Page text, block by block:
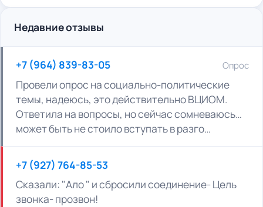
Недавние отзывы
+7 (964) 839-83-05 Опрос
Провели опрос на социально-политические
темы, надеюсь, это действительно ВЦИОМ.
Ответила на вопросы, но сейчас сомневаюсь…
может быть не стоило вступать в разго…
+7 (927) 764-85-53
Сказали: "Ало " и сбросили соединение- Цель
звонка- прозвон!